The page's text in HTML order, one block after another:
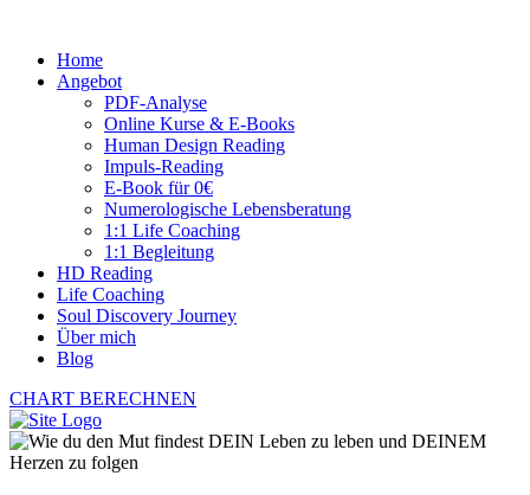
Home
Angebot
PDF-Analyse
Online Kurse & E-Books
Human Design Reading
Impuls-Reading
E-Book für 0€
Numerologische Lebensberatung
1:1 Life Coaching
1:1 Begleitung
HD Reading
Life Coaching
Soul Discovery Journey
Über mich
Blog
CHART BERECHNEN